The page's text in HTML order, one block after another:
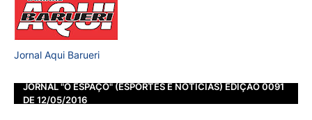
Jornal Aqui Barueri
JORNAL "O ESPAÇO" (ESPORTES E NOTÍCIAS) EDIÇÃO 0091
DE 12/05/2016